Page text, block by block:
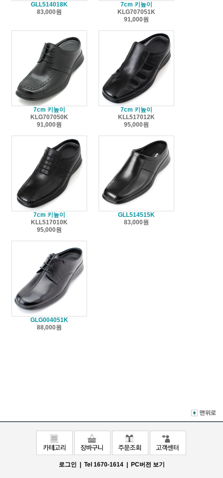
GLL514018K
83,000원
7cm 키높이
KLG707051K
91,000원
7cm 키높이
KLG707050K
91,000원
7cm 키높이
KLL517012K
95,000원
7cm 키높이
KLL517010K
95,000원
GLL514515K
83,000원
GLG004051K
88,000원
로그인 | Tel 1670-1614 | PC버전 보기